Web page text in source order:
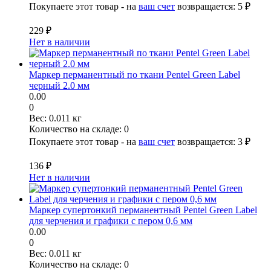
Покупаете этот товар - на ваш счет возвращается: 5 ₽
229 ₽
Нет в наличии
Маркер перманентный по ткани Pentel Green Label
черный 2.0 мм
0.00
0
Вес: 0.011 кг
Количество на складе: 0
Покупаете этот товар - на ваш счет возвращается: 3 ₽
136 ₽
Нет в наличии
Маркер супертонкий перманентный Pentel Green Label
для черчения и графики с пером 0,6 мм
0.00
0
Вес: 0.011 кг
Количество на складе: 0